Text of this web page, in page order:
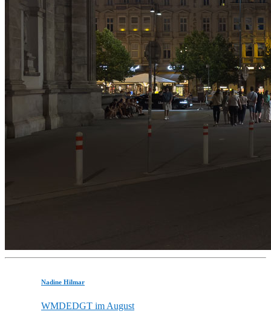
Nadine Hilmar
WMDEDGT im August